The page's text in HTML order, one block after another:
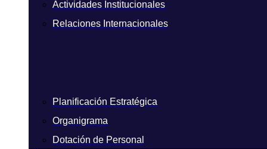
Actividades Institucionales
Relaciones Internacionales
Planificación Estratégica
Organigrama
Dotación de Personal